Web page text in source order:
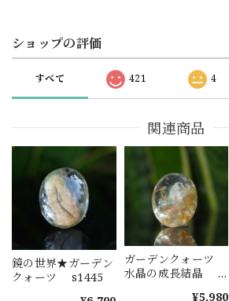
ショップの評価
すべて 421 4
関連商品
鏡の世界★ガーデン
クォーツ s1445
ガーデンクォーツ
水晶の成長結晶
¥5,980